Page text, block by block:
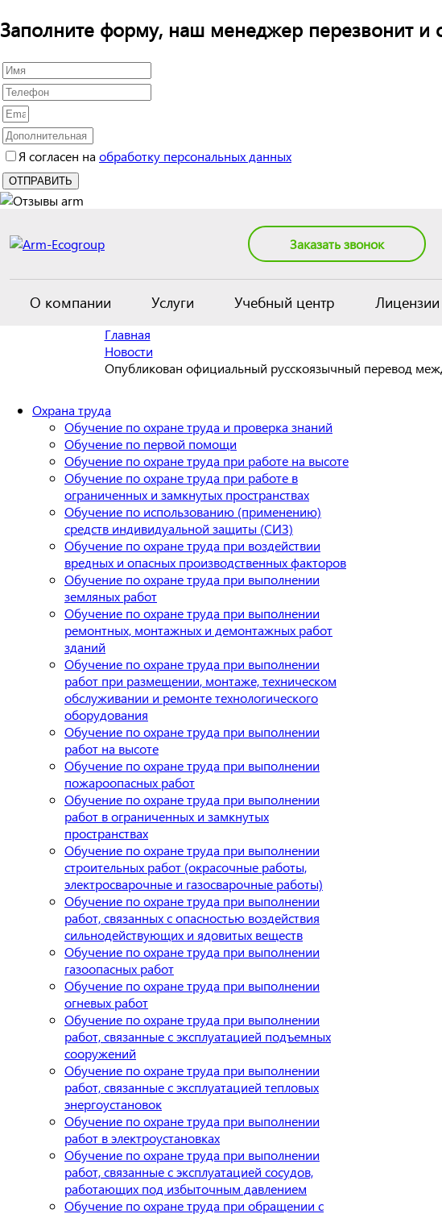
Заполните форму, наш менеджер перезвонит и
Я согласен на обработку персональных данных
Заказать звонок
О компании Услуги Учебный центр Лицензии
Главная
Новости
Опубликован официальный русскоязычный перевод
Охрана труда
Обучение по охране труда и проверка знаний
Обучение по первой помощи
Обучение по охране труда при работе на высоте
Обучение по охране труда при работе в
ограниченных и замкнутых пространствах
Обучение по использованию (применению)
средств индивидуальной защиты (СИЗ)
Обучение по охране труда при воздействии
вредных и опасных производственных факторов
Обучение по охране труда при выполнении
земляных работ
Обучение по охране труда при выполнении
ремонтных, монтажных и демонтажных работ
зданий
Обучение по охране труда при выполнении
работ при размещении, монтаже, техническом
обслуживании и ремонте технологического
оборудования
Обучение по охране труда при выполнении
работ на высоте
Обучение по охране труда при выполнении
пожароопасных работ
Обучение по охране труда при выполнении
работ в ограниченных и замкнутых
пространствах
Обучение по охране труда при выполнении
строительных работ (окрасочные работы,
электросварочные и газосварочные работы)
Обучение по охране труда при выполнении
работ, связанных с опасностью воздействия
сильнодействующих и ядовитых веществ
Обучение по охране труда при выполнении
газоопасных работ
Обучение по охране труда при выполнении
огневых работ
Обучение по охране труда при выполнении
работ, связанные с эксплуатацией подъемных
сооружений
Обучение по охране труда при выполнении
работ, связанные с эксплуатацией тепловых
энергоустановок
Обучение по охране труда при выполнении
работ в электроустановках
Обучение по охране труда при выполнении
работ, связанные с эксплуатацией сосудов,
работающих под избыточным давлением
Обучение по охране труда при обращении с